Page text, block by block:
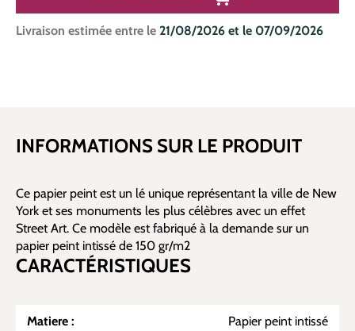
Livraison estimée entre le 21/08/2026 et le 07/09/2026
INFORMATIONS SUR LE PRODUIT
Ce papier peint est un lé unique représentant la ville de New
York et ses monuments les plus célèbres avec un effet
Street Art. Ce modèle est fabriqué à la demande sur un
papier peint intissé de 150 gr/m2
CARACTÉRISTIQUES
Matiere : Papier peint intissé